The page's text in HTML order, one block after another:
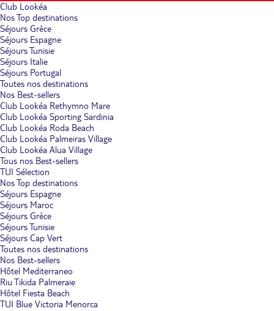
Club Lookéa
Nos Top destinations
Séjours Grèce
Séjours Espagne
Séjours Tunisie
Séjours Italie
Séjours Portugal
Toutes nos destinations
Nos Best-sellers
Club Lookéa Rethymno Mare
Club Lookéa Sporting Sardinia
Club Lookéa Roda Beach
Club Lookéa Palmeiras Village
Club Lookéa Alua Village
Tous nos Best-sellers
TUI Sélection
Nos Top destinations
Séjours Espagne
Séjours Maroc
Séjours Grèce
Séjours Tunisie
Séjours Cap Vert
Toutes nos destinations
Nos Best-sellers
Hôtel Mediterraneo
Riu Tikida Palmeraie
Hôtel Fiesta Beach
TUI Blue Victoria Menorca